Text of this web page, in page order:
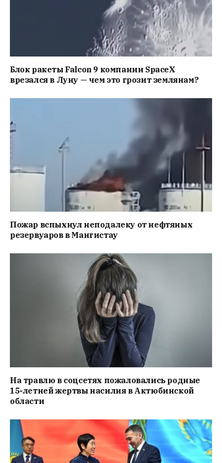
Блок ракеты Falcon 9 компании SpaceX
врезался в Луну — чем это грозит землянам?
Пожар вспыхнул неподалеку от нефтяных
резервуаров в Мангистау
На травлю в соцсетях пожаловались родные
15-летней жертвы насилия в Актюбинской
области